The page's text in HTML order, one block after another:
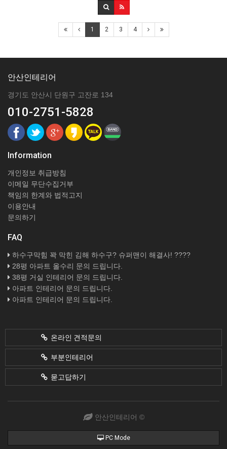
1 2 3 4
안산인테리어
경기도 안산시 단원구 고잔로 134
010-2751-5828
Information
개인정보 취급방침
이메일 무단수집거부
책임의 한계와 법적고지
이용안내
문의하기
FAQ
하수구막힘 꽉 막힌 김해 하수구? 슈퍼맨이 해결사! ????
28평 아파트 올수리 문의 드립니다.
38평 거실 인테리어 문의 드립니다.
아파트 인테리어 문의 드립니다.
아파트 인테리어 문의 드립니다.
온라인 견적문의
부분인테리어
묻고답하기
안산인테리어 ©
PC Mode